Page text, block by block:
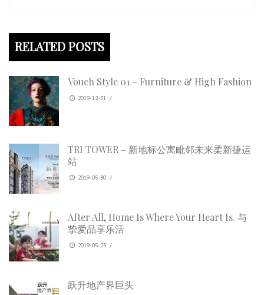
RELATED POSTS
Vouch Style 01 – Furniture & High Fashion
2019-12-31 /
TRI TOWER – 新地标公寓毗邻未来柔新捷运
站
2019-05-30 /
After All, Home Is Where Your Heart Is. 与
挚爱品享乐活
2019-05-23 /
跃升地产界巨头